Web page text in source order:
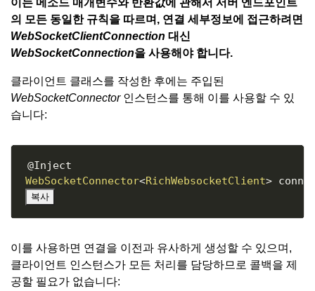
의 모든 동일한 규칙을 따르며, 연결 세부정보에 접근하려면
WebSocketClientConnection 대신
WebSocketConnection을 사용해야 합니다.
클라이언트 클래스를 작성한 후에는 주입된
WebSocketConnector인스턴스를 통해 이를 사용할 수 있
습니다:
@Inject
WebSocketConnector<RichWebsocketClient>
복사
이를 사용하면 연결을 이전과 유사하게 생성할 수 있으며,
클라이언트 인스턴스가 모든 처리를 담당하므로 콜백을 제
공할 필요가 없습니다: